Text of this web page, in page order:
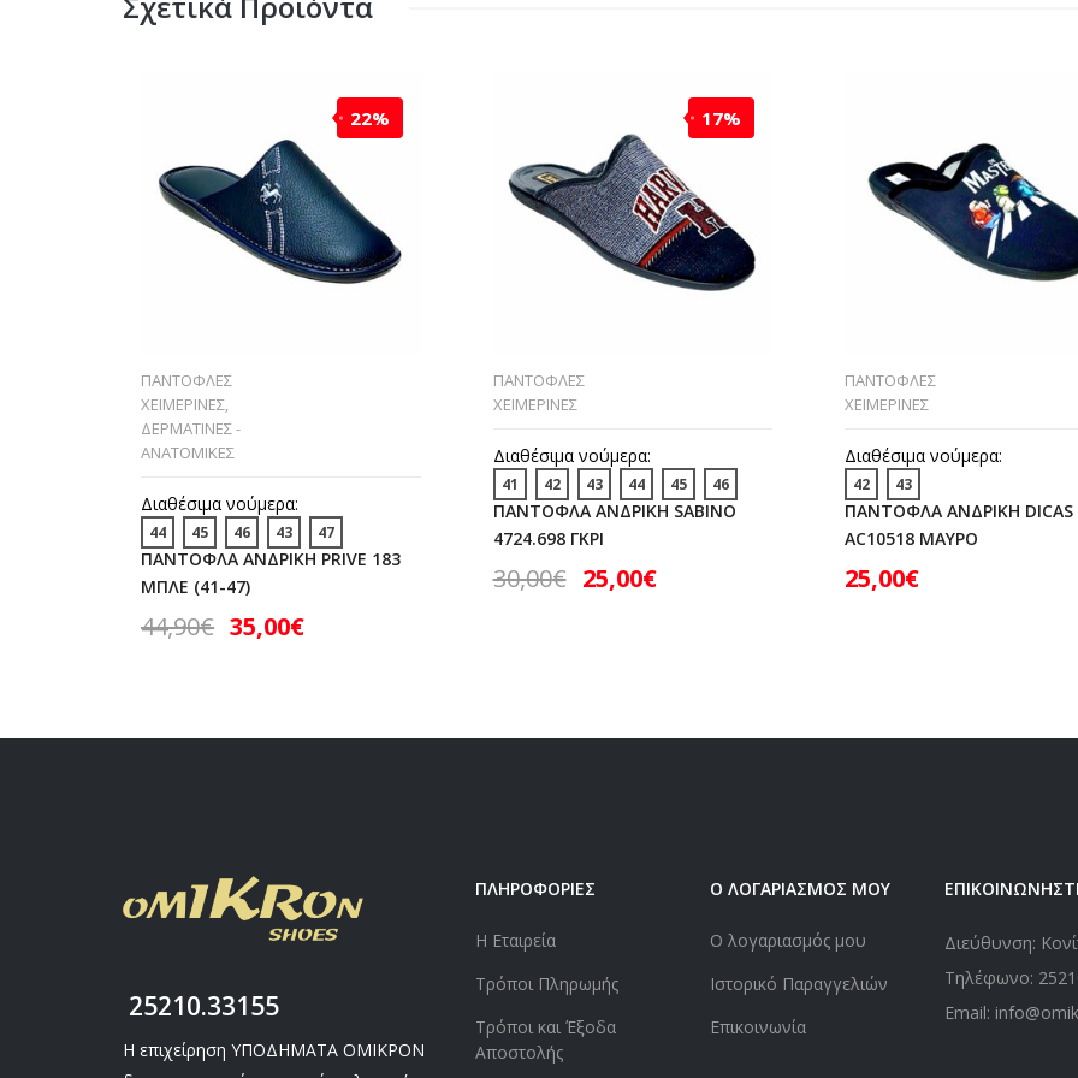
22%
ΠΑΝΤΟΦΛΕΣ
ΧΕΙΜΕΡΙΝΕΣ,
ΔΕΡΜΑΤΙΝΕΣ -
ΑΝΑΤΟΜΙΚΕΣ
Διαθέσιμα νούμερα:
44 45 46 43 47
ΠΑΝΤΟΦΛΑ ΑΝΔΡΙΚΗ PRIVE 183
ΜΠΛΕ (41-47)
44,90€ 35,00€
17%
ΠΑΝΤΟΦΛΕΣ
ΧΕΙΜΕΡΙΝΕΣ
Διαθέσιμα νούμερα:
41 42 43 44 45 46
ΠΑΝΤΟΦΛΑ ΑΝΔΡΙΚΗ SABINO
4724.698 ΓΚΡΙ
30,00€ 25,00€
ΠΑΝΤΟΦΛΕΣ
ΧΕΙΜΕΡΙΝΕΣ
Διαθέσιμα νούμερα:
42 43
ΠΑΝΤΟΦΛΑ ΑΝΔΡΙΚΗ DICAS
AC10518 ΜΑΥΡΟ
25,00€
25210.33155
Η επιχείρηση ΥΠΟΔΗΜΑΤΑ ΟΜΙΚΡΟΝ
ΠΛΗΡΟΦΟΡΙΕΣ
Η Εταιρεία
Τρόποι Πληρωμής
Τρόποι και Έξοδα
Αποστολής
Ο ΛΟΓΑΡΙΑΣΜΟΣ ΜΟΥ
Ο λογαριασμός μου
Ιστορικό Παραγγελιών
Επικοινωνία
Διεύθυνση:
Τηλέφωνο:
Email: